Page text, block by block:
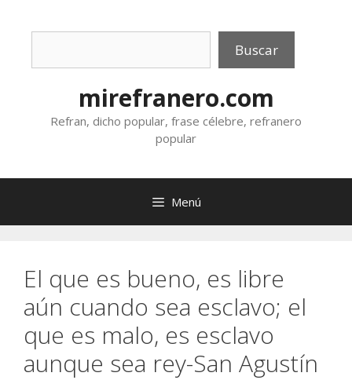
Buscar
mirefranero.com
Refran, dicho popular, frase célebre, refranero
popular
Menú
El que es bueno, es libre
aún cuando sea esclavo; el
que es malo, es esclavo
aunque sea rey-San Agustín